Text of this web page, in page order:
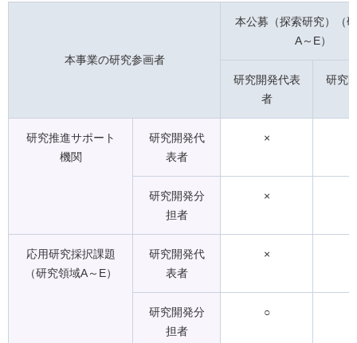
本事業の研究参画者
本公募（探索研究）（
A～E）
研究開発代表
者
研究
研究推進サポート
機関
研究開発代
表者
×
研究開発分
担者
×
応用研究採択課題
（研究領域A～E）
研究開発代
表者
×
研究開発分
担者
○